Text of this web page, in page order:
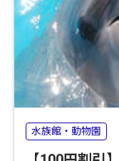
水族館・動物園